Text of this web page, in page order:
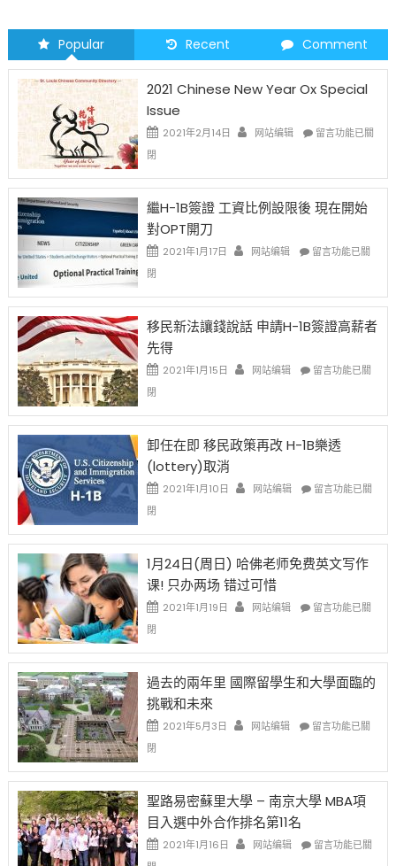
Popular Recent Comment
2021 Chinese New Year Ox Special
Issue
2021年2月14日 网站编辑
在
New
Ox
Issue〉
留言功能已關
閉
繼H-1B簽證 工資比例設限後 現在開始
對OPT開刀
2021年1月17日 网站编辑
在
1B
證
資
設
後
在
對
OPT
開
中
留言功能已關
閉
移民新法讓錢說話 申請H-1B簽證高薪者
先得
2021年1月15日 网站编辑
在
新
讓
說
請
1B
證
者
先
得〉
留言功能已關
閉
卸任在即 移民政策再改 H-1B樂透
(lottery)取消
2021年1月10日 网站编辑
在
在
移
政
改
1B
透
消〉
中
留言功能已關
閉
1月24日(周日) 哈佛老师免费英文写作
课! 只办两场 错过可惜
2021年1月19日 网站编辑
在
24
(周
哈
师
费
文
留言功能已關
閉
過去的兩年里 國際留學生和大學面臨的
挑戰和未來
2021年5月3日 网站编辑
在
的
年
國
留言功能已關
閉
聖路易密蘇里大學 – 南京大學 MBA項
目入選中外合作排名第11名
2021年1月16日 网站编辑
在
留言功能已關